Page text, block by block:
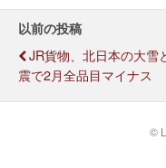
以前の投稿
JR貨物、北日本の大雪
震で2月全品目マイナス
©